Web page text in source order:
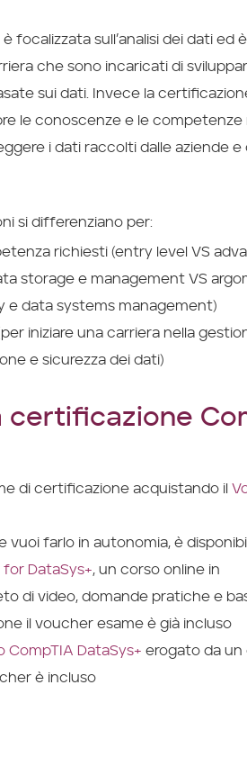
è focalizzata sull’analisi dei dati ed
che sono incaricati di
sui dati. Invece la
le conoscenze e le competenze
i dati raccolti dalle aziende e
si differenziano per:
richiesti (entry level VS
storage e management VS
e data systems management)
iniziare una carriera nella
e sicurezza dei dati)
di certificazione acquistando il
vuoi farlo in autonomia, è
DataSys+, un corso online in
di video, domande pratiche e
il voucher esame è già incluso
CompTIA DataSys+ erogato da un
è incluso